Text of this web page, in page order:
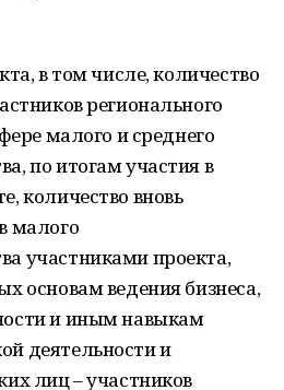
в том числе, количество
регионального
малого и среднего
по итогам участия в
количество вновь
малого
участниками проекта,
основам ведения бизнеса,
и иным навыкам
деятельности и
лиц – участников